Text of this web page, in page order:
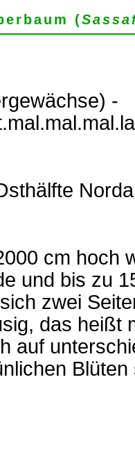
(
-
cm hoch
und bis zu
zwei
das heißt
auf